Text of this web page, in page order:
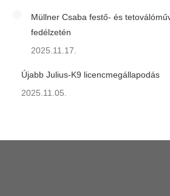
Müllner Csaba festő- és
fedélzetén
2025.11.17.
Újabb Julius-K9 licencmegállapodás
2025.11.05.